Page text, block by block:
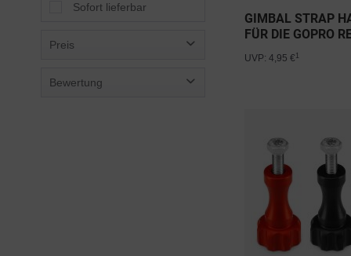
Sofort lieferbar
Preis
Bewertung
GIMBAL STRAP
FÜR DIE GOPRO
HERO1+2
UVP: 4,95 €